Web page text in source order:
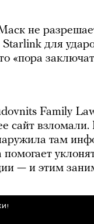
не
Starlink для
«пора
Family
сайт взломали.
там
помогает
— и этим